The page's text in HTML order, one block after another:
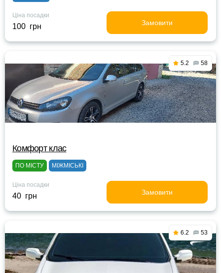
Ціна посадки
100 грн Замовити
5.2 58
Комфорт клас
ПО МІСТУ МІЖМІСЬКІ
Ціна посадки
40 грн Замовити
6.2 53